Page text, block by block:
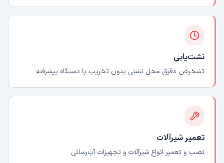
نشت‌یابی
تشخیص دقیق محل نشتی بدون تخریب با دستگاه پیشرفته
تعمیر شیرآلات
نصب و تعمیر انواع شیرآلات و تجهیزات آب‌رسانی